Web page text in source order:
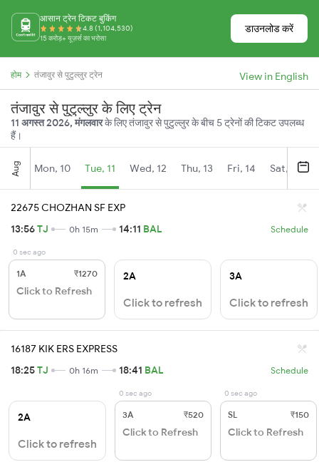
आसान ट्रेन टिकट बुकिंग
4.8 (1,104,530)
15 करोड़+ यूज़र्स का भरोसा
डाउनलोड करें
होम तंजावुर से पुटुल्लुर ट्रेन View in English
तंजावुर से पुटुल्लुर के लिए ट्रेन
11 अगस्त 2026, मंगलवारके लिए तंजावुर से पुटुल्लुर के बीच 5 ट्रेनों की टिकट उपलब्ध
हैं।
Aug Mon, 10 Tue, 11 Wed, 12 Thu, 13 Fri, 14 Sat, 15
22675 CHOZHAN SF EXP
13:56TJ 0h 15m 14:11 BAL Schedule
0 sec ago
1A ₹1270
Click to Refresh
2A
Click to refresh
3A
Click to refresh
16187 KIK ERS EXPRESS
18:25TJ 0h 16m 18:41 BAL Schedule
2A
Click to refresh
0 sec ago
3A ₹520
Click to Refresh
0 sec ago
SL ₹150
Click to Refresh